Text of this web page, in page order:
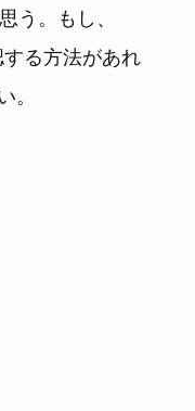
う。もし、
る方法があれ
。